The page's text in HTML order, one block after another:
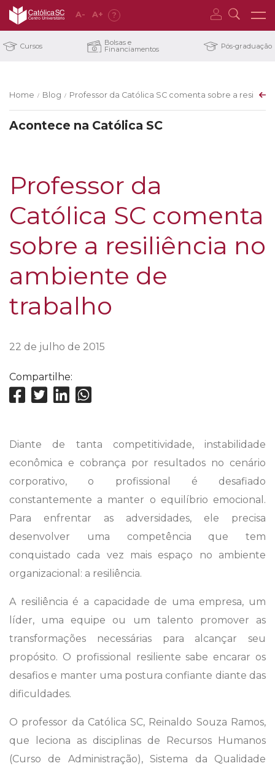
A- A+ ?
Cursos Bolsas e
Financiamentos Pós-graduação
Home / Blog / Professor da Católica SC comenta sobre a
Acontece na Católica SC
Professor da
Católica SC comenta
sobre a resiliência no
ambiente de
trabalho
22 de julho de 2015
Compartilhe:
Diante de tanta competitividade, instabilidade
econômica e cobrança por resultados no cenário
corporativo, o profissional é desafiado
constantemente a manter o equilíbrio emocional.
Para enfrentar as adversidades, ele precisa
desenvolver uma competência que tem
conquistado cada vez mais espaço no ambiente
organizacional: a resiliência.
A resiliência é a capacidade de uma empresa, um
líder, uma equipe ou um talento promover as
transformações necessárias para alcançar seu
propósito. O profissional resiliente sabe encarar os
desafios e manter uma postura confiante diante das
dificuldades.
O professor da Católica SC, Reinaldo Souza Ramos,
que leciona as disciplinas de Recursos Humanos
(Curso de Administração), Sistema da Qualidade